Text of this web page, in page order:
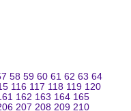
58 59 60 61 62 63 64
116 117 118 119 120
162 163 164 165
207 208 209 210